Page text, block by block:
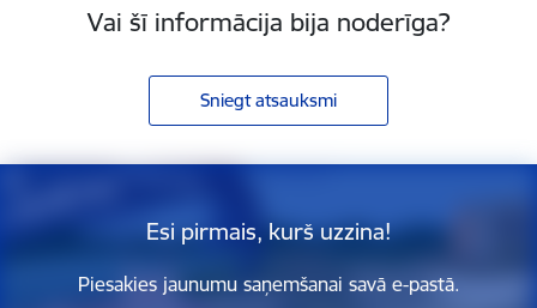
Vai šī informācija bija noderīga?
Sniegt atsauksmi
Esi pirmais, kurš uzzina!
Piesakies jaunumu saņemšanai savā e-pastā.